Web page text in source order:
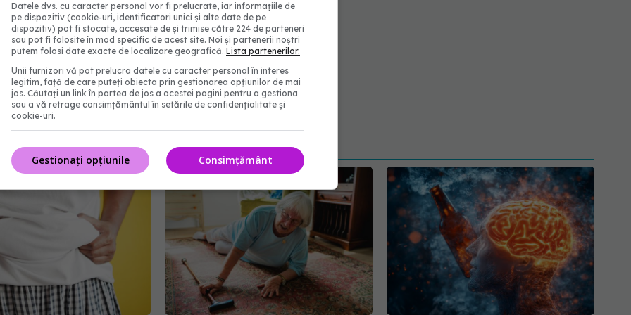
să ne facă obligatoriu să cerem părerea unui
Popescu.
accident cerebral vascular
Datele dvs. cu caracter personal vor fi prelucrate, iar informațiile de
pe dispozitiv (cookie-uri, identificatori unici și alte date de pe
dispozitiv) pot fi stocate, accesate de și trimise către 224 de parteneri
sau pot fi folosite în mod specific de acest site. Noi și partenerii noștri
putem folosi date exacte de localizare geografică. Lista partenerilor.
Unii furnizori vă pot prelucra datele cu caracter personal în interes
legitim, față de care puteți obiecta prin gestionarea opțiunilor de mai
jos. Căutați un link în partea de jos a acestei pagini pentru a gestiona
sau a vă retrage consimțământul în setările de confidențialitate și
cookie-uri.
Consimțământ
Gestionați opțiunile